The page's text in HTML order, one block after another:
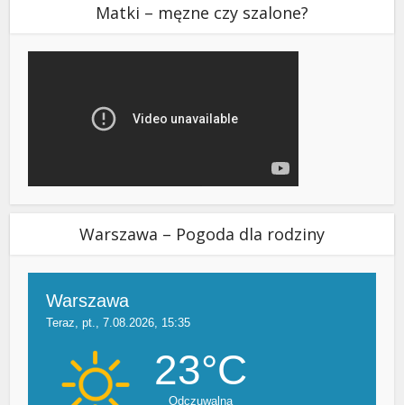
Matki – męzne czy szalone?
Warszawa – Pogoda dla rodziny